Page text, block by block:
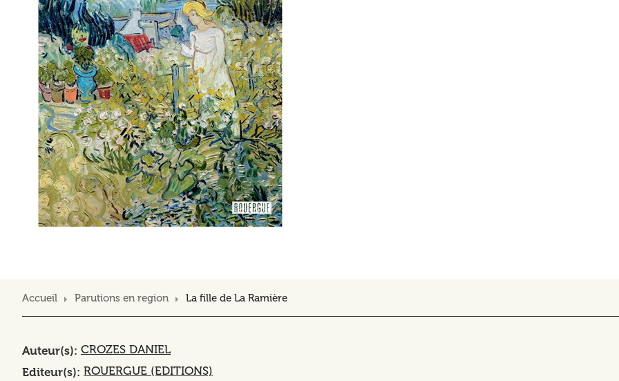
Accueil Parutions en region La fille de La Ramière
Auteur(s) CROZES DANIEL
Editeur(s) ROUERGUE (EDITIONS)